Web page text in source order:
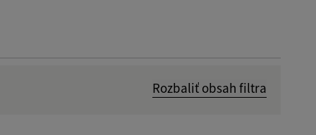
Rozbaliť obsah filtra